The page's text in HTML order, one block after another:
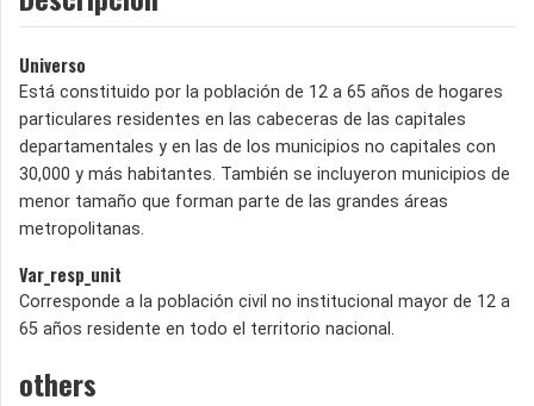
Universo
Está constituido por la población de 12 a 65 años de hogares
particulares residentes en las cabeceras de las capitales
departamentales y en las de los municipios no capitales con
30,000 y más habitantes. También se incluyeron municipios de
menor tamaño que forman parte de las grandes áreas
metropolitanas.
Var_resp_unit
Corresponde a la población civil no institucional mayor de 12 a
65 años residente en todo el territorio nacional.
others